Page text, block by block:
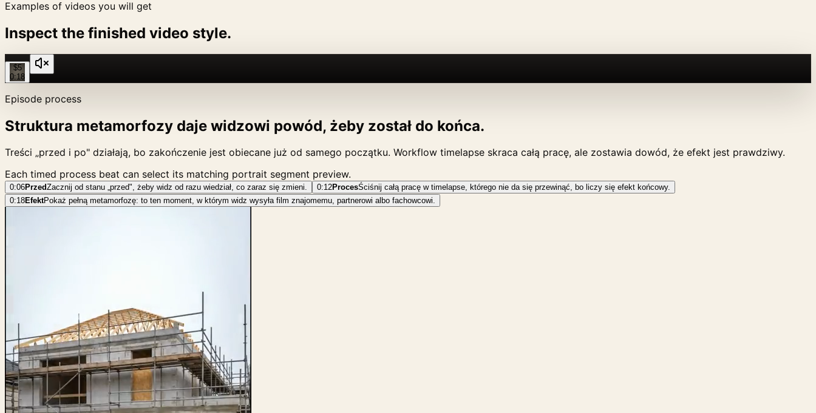
Examples of videos you will get
Inspect the finished video style.
$5
0:18
Episode process
Struktura metamorfozy daje widzowi powód, żeby został do końca.
Treści „przed i po" działają, bo zakończenie jest obiecane już od samego początku. Workflow timelapse skraca całą pracę, ale zostawia dowód, że efekt jest prawdziwy.
Each timed process beat can select its matching portrait segment preview.
0:06PrzedZacznij od stanu „przed", żeby widz od razu wiedział, co zaraz się zmieni. 0:12ProcesŚciśnij całą pracę w timelapse, którego nie da się przewinąć, bo liczy się efekt końcowy.
0:18EfektPokaż pełną metamorfozę: to ten moment, w którym widz wysyła film znajomemu, partnerowi albo fachowcowi.